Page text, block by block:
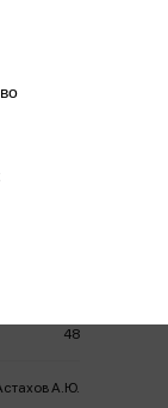
1545-5
48
А.Ю.